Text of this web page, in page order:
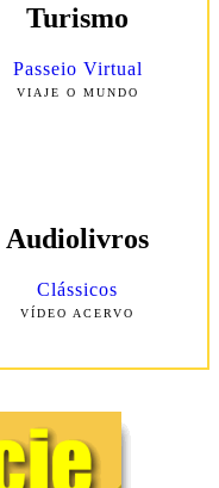
Turismo
Passeio Virtual
VIAJE O MUNDO
Audiolivros
Clássicos
VÍDEO ACERVO